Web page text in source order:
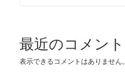
最近のコメント
表示できるコメントはありません。